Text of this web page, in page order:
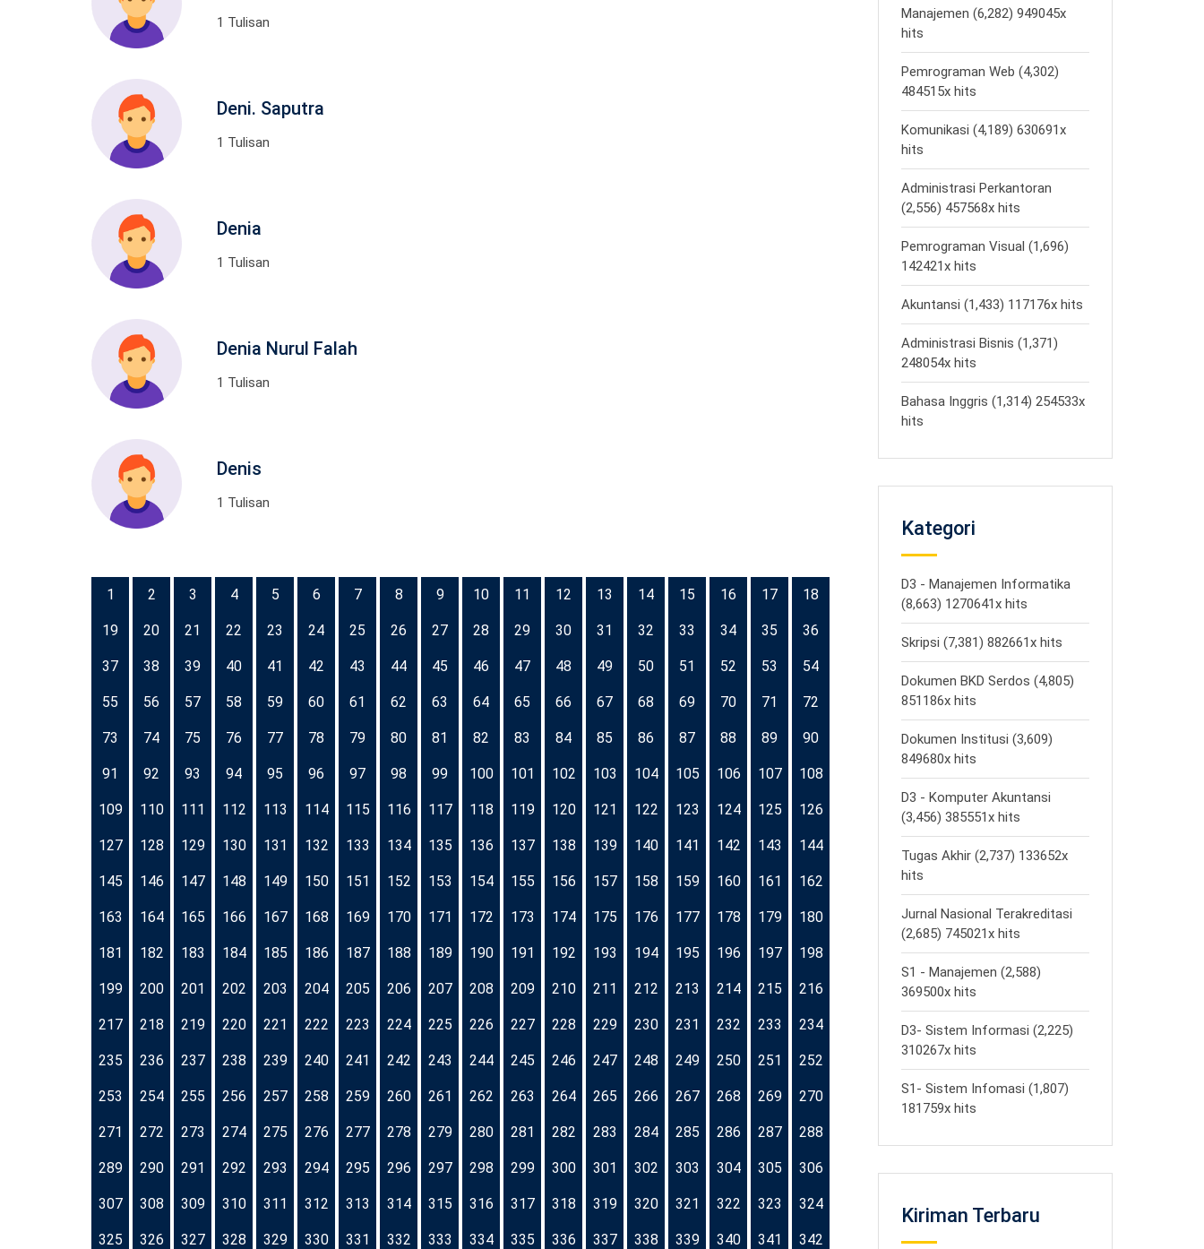
1 Tulisan
Deni. Saputra
1 Tulisan
Denia
1 Tulisan
Denia Nurul Falah
1 Tulisan
Denis
1 Tulisan
1 2 3 4 5 6 7 8 9 10 11 12 13 14 15 16 17 18
19 20 21 22 23 24 25 26 27 28 29 30 31 32 33 34 35 36
37 38 39 40 41 42 43 44 45 46 47 48 49 50 51 52 53 54
55 56 57 58 59 60 61 62 63 64 65 66 67 68 69 70 71 72
73 74 75 76 77 78 79 80 81 82 83 84 85 86 87 88 89 90
91 92 93 94 95 96 97 98 99 100 101 102 103 104 105 106 107 108
109 110 111 112 113 114 115 116 117 118 119 120 121 122 123 124 125 126
127 128 129 130 131 132 133 134 135 136 137 138 139 140 141 142 143 144
145 146 147 148 149 150 151 152 153 154 155 156 157 158 159 160 161 162
163 164 165 166 167 168 169 170 171 172 173 174 175 176 177 178 179 180
181 182 183 184 185 186 187 188 189 190 191 192 193 194 195 196 197 198
199 200 201 202 203 204 205 206 207 208 209 210 211 212 213 214 215 216
217 218 219 220 221 222 223 224 225 226 227 228 229 230 231 232 233 234
235 236 237 238 239 240 241 242 243 244 245 246 247 248 249 250 251 252
253 254 255 256 257 258 259 260 261 262 263 264 265 266 267 268 269 270
271 272 273 274 275 276 277 278 279 280 281 282 283 284 285 286 287 288
289 290 291 292 293 294 295 296 297 298 299 300 301 302 303 304 305 306
307 308 309 310 311 312 313 314 315 316 317 318 319 320 321 322 323 324
325 326 327 328 329 330 331 332 333 334 335 336 337 338 339 340 341 342
Manajemen (6,282) 949045x
hits
Pemrograman Web (4,302)
484515x hits
Komunikasi (4,189) 630691x
hits
Administrasi Perkantoran
(2,556) 457568x hits
Pemrograman Visual (1,696)
142421x hits
Akuntansi (1,433) 117176x hits
Administrasi Bisnis (1,371)
248054x hits
Bahasa Inggris (1,314) 254533x
hits
Kategori
D3 - Manajemen Informatika
(8,663) 1270641x hits
Skripsi (7,381) 882661x hits
Dokumen BKD Serdos (4,805)
851186x hits
Dokumen Institusi (3,609)
849680x hits
D3 - Komputer Akuntansi
(3,456) 385551x hits
Tugas Akhir (2,737) 133652x
hits
Jurnal Nasional Terakreditasi
(2,685) 745021x hits
S1 - Manajemen (2,588)
369500x hits
D3- Sistem Informasi (2,225)
310267x hits
S1- Sistem Infomasi (1,807)
181759x hits
Kiriman Terbaru